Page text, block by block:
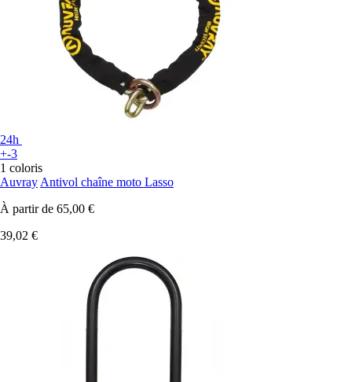
24h
+-3
1 coloris
Auvray Antivol chaîne moto Lasso
À partir de 65,00 €
39,02 €